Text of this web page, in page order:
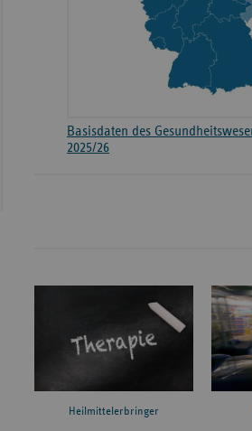
Basisdaten des
2025/26
Heilmittelerbringer